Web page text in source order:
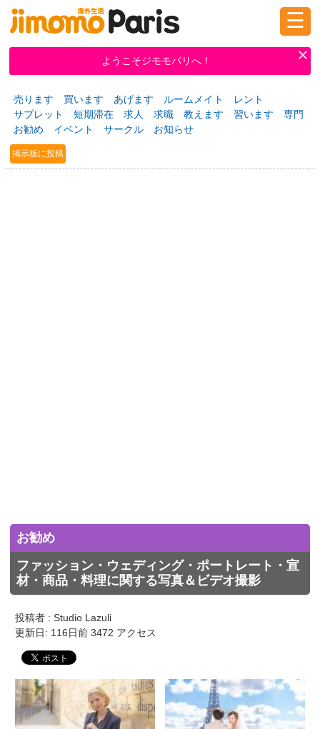
ログイン 新規登録
掲示板 タウン情報 教えて！
ニュース
☰
ようこそジモモパリへ！
売ります 買います あげます ルームメイト
レント
サブレット
短期滞在 求人 求職 教えます 習います
専門
お勧め
イベント サークル お知らせ
掲示板に投稿
お勧め
ファッション・ウェディング・ポートレート・宣
材・商品・料理に関する写真＆ビデオ撮影
投稿者 : Studio Lazuli
更新日: 116日前 3472 アクセス